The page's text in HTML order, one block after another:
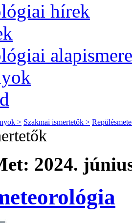
hírek
> Szakmai ismertetők >
2024.